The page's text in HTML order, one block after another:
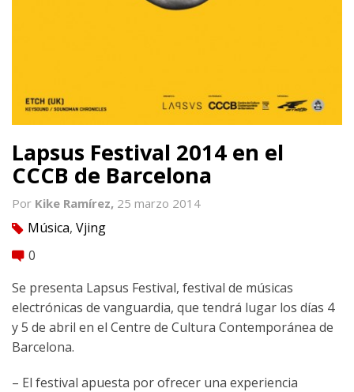
Lapsus Festival 2014 en el
CCCB de Barcelona
Por Kike Ramírez, 25 marzo 2014
tag Música, Vjing
comment 0
Se presenta Lapsus Festival, festival de músicas
electrónicas de vanguardia, que tendrá lugar los días 4
y 5 de abril en el Centre de Cultura Contemporánea de
Barcelona.
– El festival apuesta por ofrecer una experiencia